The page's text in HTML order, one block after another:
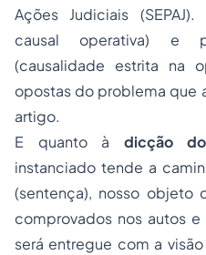
Ações Judiciais
causal operativa) e
(causalidade estrita na
opostas do problema que
artigo.
E quanto à dicção
instanciado tende a
(sentença), nosso objeto
comprovados nos autos
será entregue com a